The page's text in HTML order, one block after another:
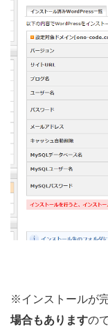
※インストールが
場合もありますの